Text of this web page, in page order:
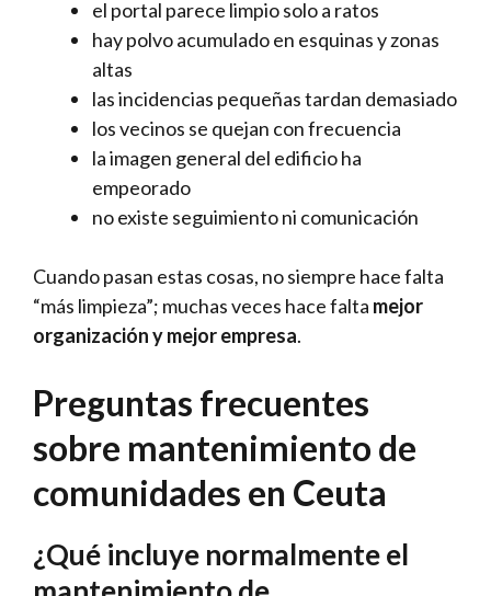
el portal parece limpio solo a ratos
hay polvo acumulado en esquinas y zonas
altas
las incidencias pequeñas tardan demasiado
los vecinos se quejan con frecuencia
la imagen general del edificio ha
empeorado
no existe seguimiento ni comunicación
Cuando pasan estas cosas, no siempre hace falta
“más limpieza”; muchas veces hace falta mejor
organización y mejor empresa.
Preguntas frecuentes
sobre mantenimiento de
comunidades en Ceuta
¿Qué incluye normalmente el